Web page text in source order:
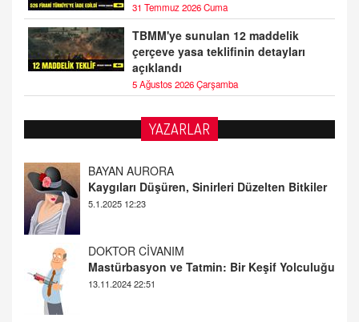
31 Temmuz 2026 Cuma
TBMM'ye sunulan 12 maddelik
çerçeve yasa teklifinin detayları
açıklandı
5 Ağustos 2026 Çarşamba
YAZARLAR
DOKTOR CİVANIM
Mastürbasyon ve Tatmin: Bir Keşif Yolculuğu
13.11.2024 22:51
ALİ EFENDİ
Adana At Yarışı Tahminleri | 21 Aralık
Cumartesi